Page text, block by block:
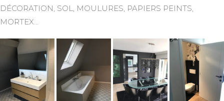
DÉCORATION, SOL, MOULURES, PAPIERS PEINTS,
MORTEX…